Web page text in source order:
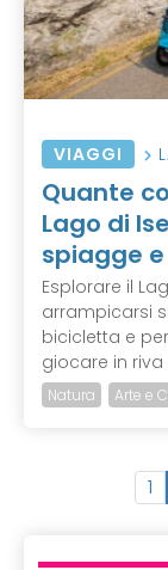
VIAGGI
Quante
Lago di
spiagge
Esplorare il
arrampicarsi
bicicletta e
giocare in riva
Natura Arte e
1